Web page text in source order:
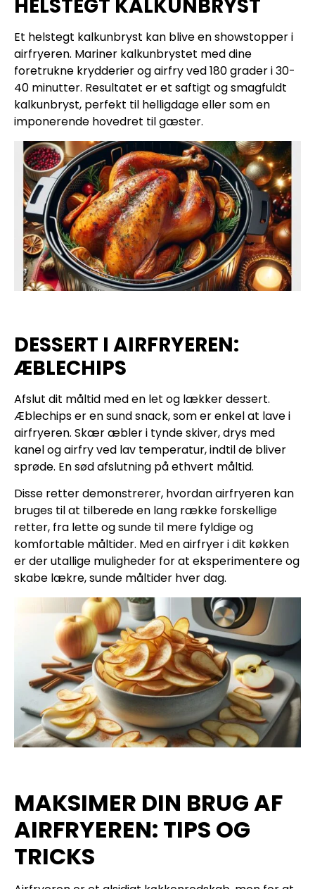
HELSTEGT KALKUNBRYST
Et helstegt kalkunbryst kan blive en showstopper i
airfryeren. Mariner kalkunbrystet med dine
foretrukne krydderier og airfry ved 180 grader i 30-
40 minutter. Resultatet er et saftigt og smagfuldt
kalkunbryst, perfekt til helligdage eller som en
imponerende hovedret til gæster.
DESSERT I AIRFRYEREN:
ÆBLECHIPS
Afslut dit måltid med en let og lækker dessert.
Æblechips er en sund snack, som er enkel at lave i
airfryeren. Skær æbler i tynde skiver, drys med
kanel og airfry ved lav temperatur, indtil de bliver
sprøde. En sød afslutning på ethvert måltid.
Disse retter demonstrerer, hvordan airfryeren kan
bruges til at tilberede en lang række forskellige
retter, fra lette og sunde til mere fyldige og
komfortable måltider. Med en airfryer i dit køkken
er der utallige muligheder for at eksperimentere og
skabe lækre, sunde måltider hver dag.
MAKSIMER DIN BRUG AF
AIRFRYEREN: TIPS OG
TRICKS